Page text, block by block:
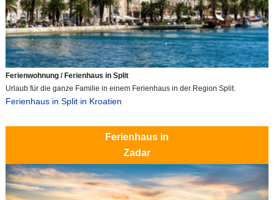
Ferienwohnung / Ferienhaus in Split
Urlaub für die ganze Familie in einem Ferienhaus in der Region Split.
Ferienhaus in Split in Kroatien
Ferienhaus in
Zadar